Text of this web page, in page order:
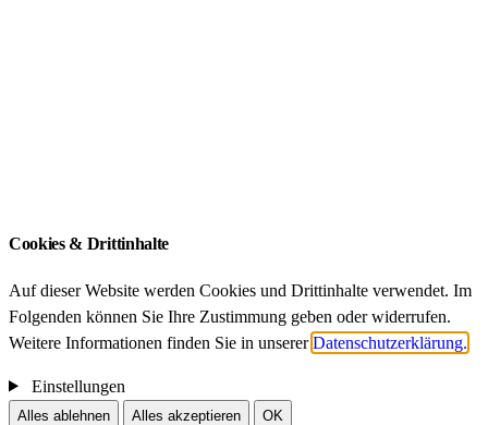
Cookies & Drittinhalte
Auf dieser Website werden Cookies und Drittinhalte verwendet. Im
Folgenden können Sie Ihre Zustimmung geben oder widerrufen.
Weitere Informationen finden Sie in unsererDatenschutzerklärung.
Einstellungen
Alles ablehnen Alles akzeptieren OK